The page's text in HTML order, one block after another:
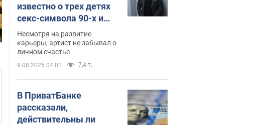
известно о трех детях
секс-символа 90-х и
как они выглядят
Несмотря на развитие
карьеры, артист не забывал о
личном счастье
9.08.2026 04:01 7,4 т.
В ПриватБанке
рассказали,
действительны ли